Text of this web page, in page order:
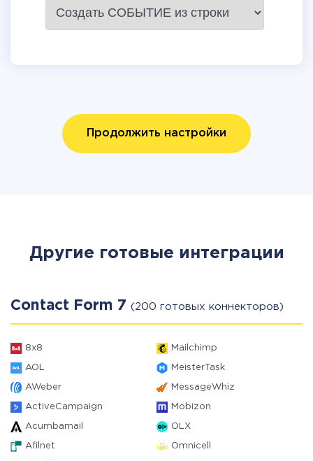
Продолжить настройки
Другие готовые интеграции
Contact Form 7 (200 готовых коннекторов)
8x8 Mailchimp
AOL MeisterTask
AWeber MessageWhiz
ActiveCampaign Mobizon
Acumbamail OLX
Afilnet Omnicell